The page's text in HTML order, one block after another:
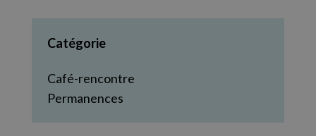
Catégorie
Café-rencontre
Permanences